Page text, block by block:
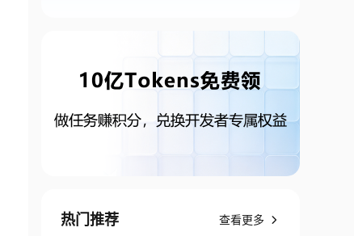
热门推荐 查看更多